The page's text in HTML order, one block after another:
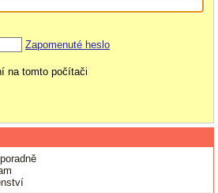
Zapomenuté heslo
na tomto počítači